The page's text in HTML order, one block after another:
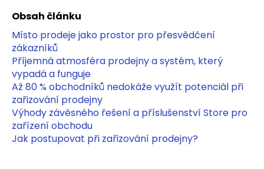
Obsah článku
Místo prodeje jako prostor pro přesvědčení
zákazníků
Příjemná atmosféra prodejny a systém, který
vypadá a funguje
Až 80 % obchodníků nedokáže využít potenciál při
zařizování prodejny
Výhody závěsného řešení a příslušenství Store pro
zařízení obchodu
Jak postupovat při zařizování prodejny?
j
í
t
?